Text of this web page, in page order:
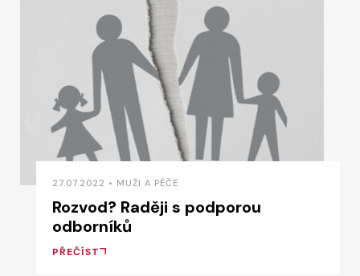
27.07.2022 • MUŽI A PÉČE
Rozvod? Raději s podporou
odborníků
PŘEČÍST